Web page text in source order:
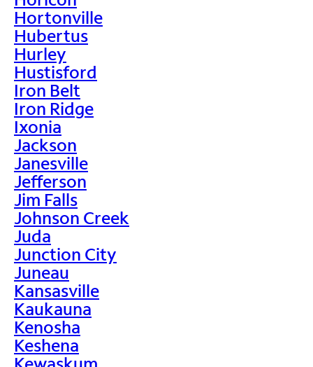
Hortonville
Hubertus
Hurley
Hustisford
Iron Belt
Iron Ridge
Ixonia
Jackson
Janesville
Jefferson
Jim Falls
Johnson Creek
Juda
Junction City
Juneau
Kansasville
Kaukauna
Kenosha
Keshena